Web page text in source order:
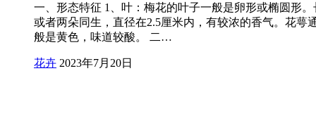
一、形态特征 1、叶：梅花的叶子一般是卵形或椭圆形
或者两朵同生，直径在2.5厘米内，有较浓的香气。花
般是黄色，味道较酸。 二…
花卉 2023年7月20日